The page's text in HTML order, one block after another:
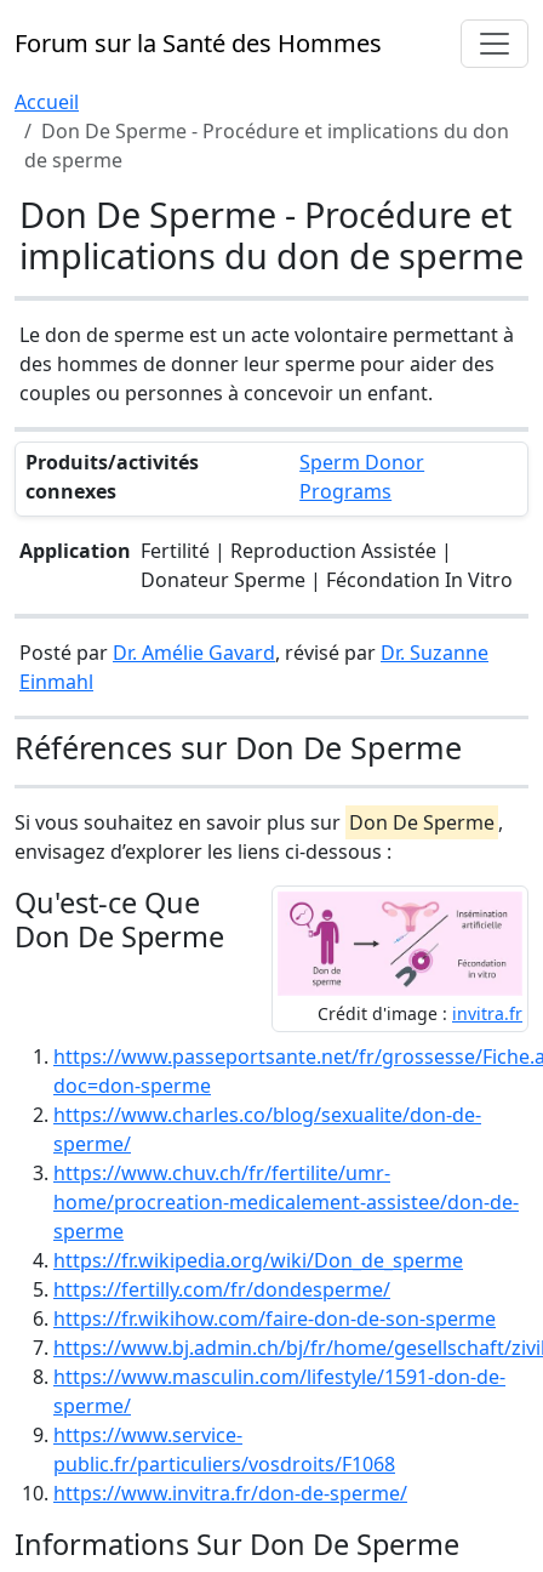
Forum sur la Santé des Hommes
Accueil
Don De Sperme - Procédure et implications du don
de sperme
Don De Sperme - Procédure et
implications du don de sperme
Le don de sperme est un acte volontaire permettant à
des hommes de donner leur sperme pour aider des
couples ou personnes à concevoir un enfant.
Produits/activités
connexes
Sperm Donor
Programs
Application Fertilité | Reproduction Assistée |
Donateur Sperme | Fécondation In Vitro
Posté par Dr. Amélie Gavard, révisé par Dr. Suzanne
Einmahl
Références sur Don De Sperme
Si vous souhaitez en savoir plus sur Don De Sperme,
envisagez d’explorer les liens ci-dessous :
Crédit d'image : invitra.fr
Qu'est-ce Que
Don De Sperme
https://www.passeportsante.net/fr/grossesse/
doc=don-sperme
https://www.charles.co/blog/sexualite/don-de-
sperme/
https://www.chuv.ch/fr/fertilite/umr-
home/procreation-medicalement-assistee/don-de-
sperme
https://fr.wikipedia.org/wiki/Don_de_sperme
https://fertilly.com/fr/dondesperme/
https://fr.wikihow.com/faire-don-de-son-sperme
https://www.bj.admin.ch/bj/fr/home/gesellschaft/
https://www.masculin.com/lifestyle/1591-don-de-
sperme/
https://www.service-
public.fr/particuliers/vosdroits/F1068
https://www.invitra.fr/don-de-sperme/
Informations Sur Don De Sperme